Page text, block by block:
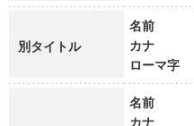
別タイトル
名前
カナ
ローマ字
名前
カナ